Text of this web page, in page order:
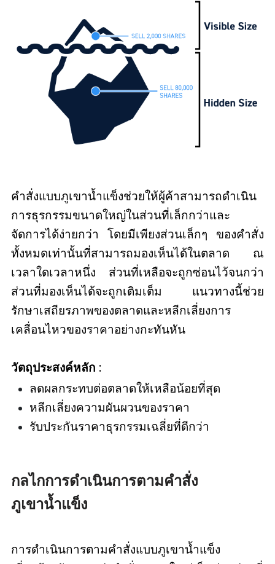
คำสั่งแบบภูเขาน้ำแข็งช่วยให้ผู้ค้าสามารถดำเนิน
การธุรกรรมขนาดใหญ่ในส่วนที่เล็กกว่าและ
จัดการได้ง่ายกว่า โดยมีเพียงส่วนเล็กๆ ของคำสั่ง
ทั้งหมดเท่านั้นที่สามารถมองเห็นได้ในตลาด ณ
เวลาใดเวลาหนึ่ง ส่วนที่เหลือจะถูกซ่อนไว้จนกว่า
ส่วนที่มองเห็นได้จะถูกเติมเต็ม แนวทางนี้ช่วย
รักษาเสถียรภาพของตลาดและหลีกเลี่ยงการ
เคลื่อนไหวของราคาอย่างกะทันหัน
วัตถุประสงค์หลัก :
ลดผลกระทบต่อตลาดให้เหลือน้อยที่สุด
หลีกเลี่ยงความผันผวนของราคา
รับประกันราคาธุรกรรมเฉลี่ยที่ดีกว่า
กลไกการดำเนินการตามคำสั่ง
ภูเขาน้ำแข็ง
การดำเนินการตามคำสั่งแบบภูเขาน้ำแข็ง